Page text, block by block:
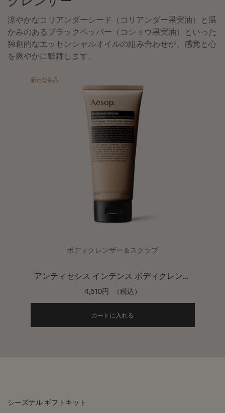
涼やかなコリアンダーシード（コリアンダー果実油）と温
かみのあるブラックペッパー（コショウ果実油）といった
独創的なエッセンシャルオイルの組み合わせが、感覚と心
を爽やかに鼓舞します。
新たな製品
ボディクレンザー＆スクラブ
アンティセシス インテンス ボディクレンザ
4,510円 （税込）
カートに入れる
シーズナル ギフトキット